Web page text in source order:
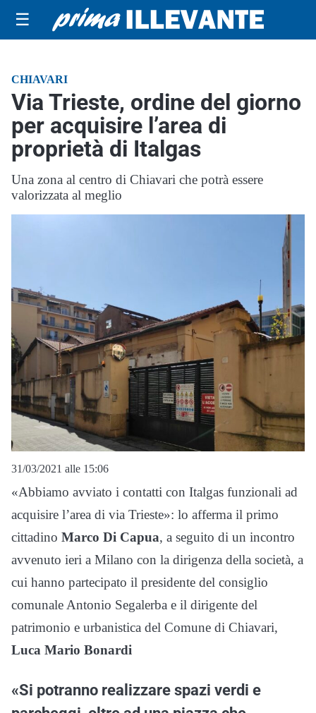
☰
CHIAVARI
Via Trieste, ordine del giorno
per acquisire l’area di
proprietà di Italgas
Una zona al centro di Chiavari che potrà essere
valorizzata al meglio
31/03/2021 alle 15:06
«Abbiamo avviato i contatti con Italgas funzionali ad
acquisire l’area di via Trieste»: lo afferma il primo
cittadino Marco Di Capua, a seguito di un incontro
avvenuto ieri a Milano con la dirigenza della società, a
cui hanno partecipato il presidente del consiglio
comunale Antonio Segalerba e il dirigente del
patrimonio e urbanistica del Comune di Chiavari,
Luca Mario Bonardi
«Si potranno realizzare spazi verdi e